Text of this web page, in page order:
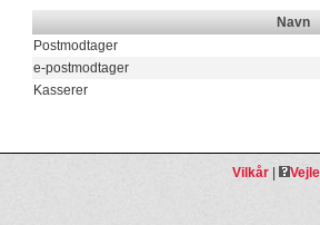
Navn
Postmodtager
e-postmodtager
Kasserer
Vilkår